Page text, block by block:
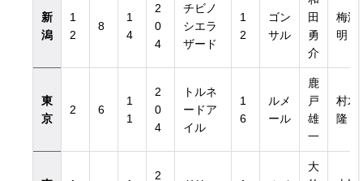
新
潟
1
2
8
1
4
2
0
4
チビノ
シエラ
ザード
1
2
ゴン
サル
田
勇
介
梅澤
明
東
京
2 6
1
1
2
0
4
トルネ
ードア
イル
1
6
ルメ
ール
鹿
戸
雄
一
村木
隆
2
大